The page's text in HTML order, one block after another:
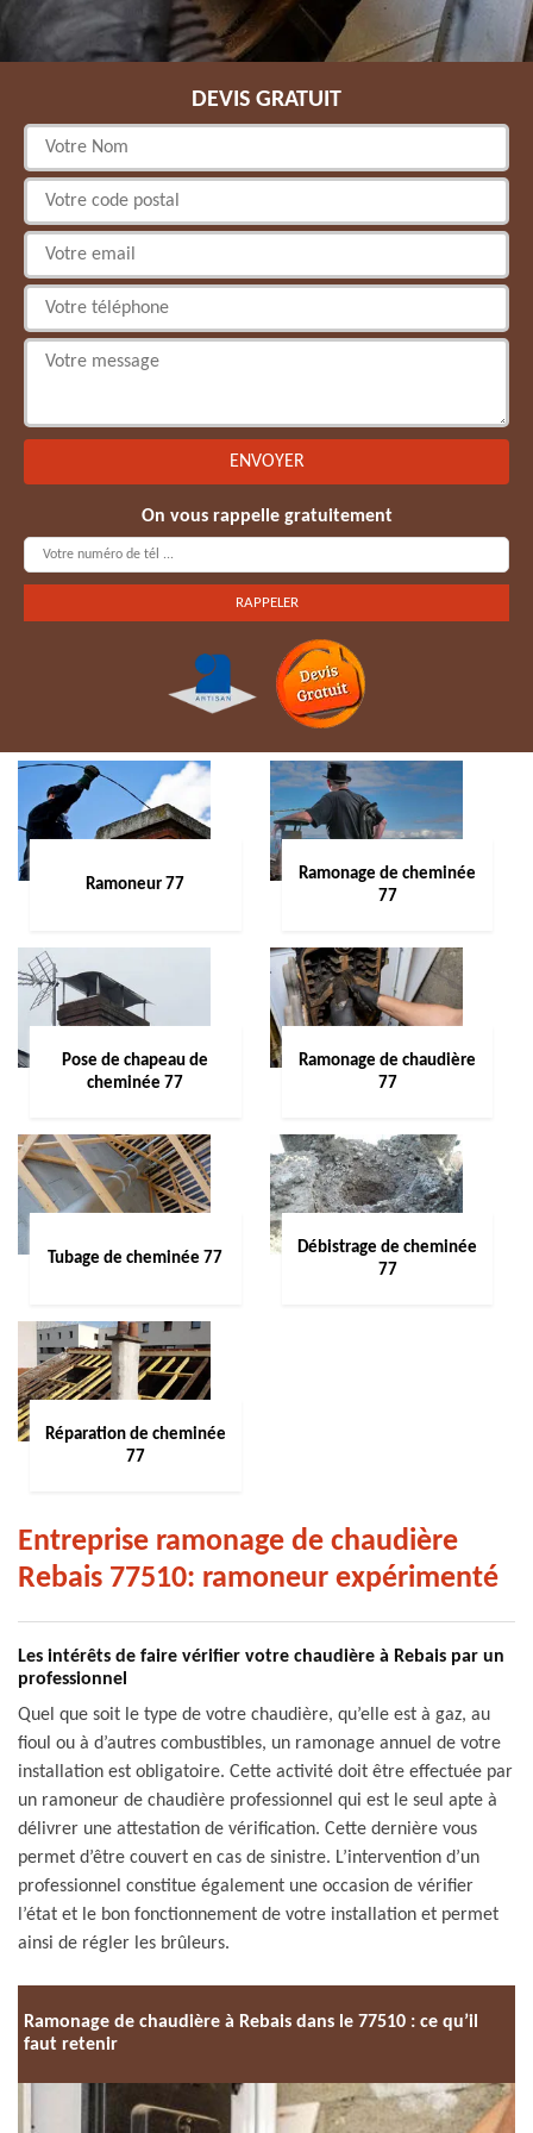
DEVIS GRATUIT
On vous rappelle gratuitement
Ramoneur 77
Ramonage de cheminée
77
Pose de chapeau de
cheminée 77
Ramonage de chaudière
77
Tubage de cheminée 77
Débistrage de cheminée
77
Réparation de cheminée
77
Entreprise ramonage de chaudière
Rebais 77510: ramoneur expérimenté
Les intérêts de faire vérifier votre chaudière à Rebais par un
professionnel
Quel que soit le type de votre chaudière, qu’elle est à gaz, au
fioul ou à d’autres combustibles, un ramonage annuel de votre
installation est obligatoire. Cette activité doit être effectuée par
un ramoneur de chaudière professionnel qui est le seul apte à
délivrer une attestation de vérification. Cette dernière vous
permet d’être couvert en cas de sinistre. L’intervention d’un
professionnel constitue également une occasion de vérifier
l’état et le bon fonctionnement de votre installation et permet
ainsi de régler les brûleurs.
Ramonage de chaudière à Rebais dans le 77510 : ce qu’il
faut retenir